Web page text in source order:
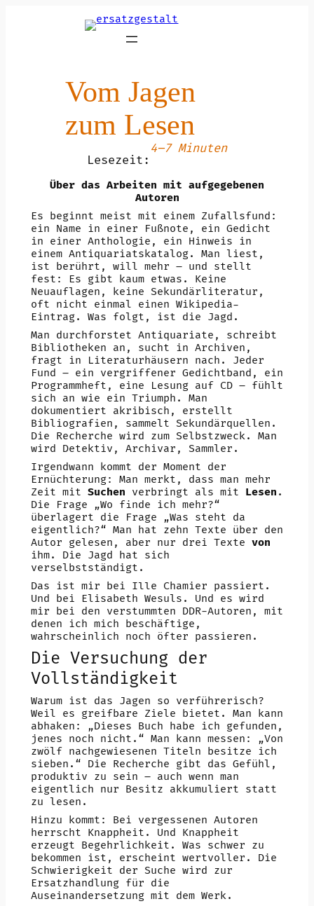
Vom Jagen
zum Lesen
Lesezeit:
4–7 Minuten
Über das Arbeiten mit aufgegebenen
Autoren
Es beginnt meist mit einem Zufallsfund:
ein Name in einer Fußnote, ein Gedicht
in einer Anthologie, ein Hinweis in
einem Antiquariatskatalog. Man liest,
ist berührt, will mehr – und stellt
fest: Es gibt kaum etwas. Keine
Neuauflagen, keine Sekundärliteratur,
oft nicht einmal einen Wikipedia-
Eintrag. Was folgt, ist die Jagd.
Man durchforstet Antiquariate, schreibt
Bibliotheken an, sucht in Archiven,
fragt in Literaturhäusern nach. Jeder
Fund – ein vergriffener Gedichtband, ein
Programmheft, eine Lesung auf CD – fühlt
sich an wie ein Triumph. Man
dokumentiert akribisch, erstellt
Bibliografien, sammelt Sekundärquellen.
Die Recherche wird zum Selbstzweck. Man
wird Detektiv, Archivar, Sammler.
Irgendwann kommt der Moment der
Ernüchterung: Man merkt, dass man mehr
Zeit mit Suchen verbringt als mit Lesen .
Die Frage „Wo finde ich mehr?“
überlagert die Frage „Was steht da
eigentlich?“ Man hat zehn Texte über den
Autor gelesen, aber nur drei Texte von
ihm. Die Jagd hat sich
verselbstständigt.
Das ist mir bei Ille Chamier passiert.
Und bei Elisabeth Wesuls. Und es wird
mir bei den verstummten DDR-Autoren, mit
denen ich mich beschäftige,
wahrscheinlich noch öfter passieren.
Die Versuchung der
Vollständigkeit
Warum ist das Jagen so verführerisch?
Weil es greifbare Ziele bietet. Man kann
abhaken: „Dieses Buch habe ich gefunden,
jenes noch nicht.“ Man kann messen: „Von
zwölf nachgewiesenen Titeln besitze ich
sieben.“ Die Recherche gibt das Gefühl,
produktiv zu sein – auch wenn man
eigentlich nur Besitz akkumuliert statt
zu lesen.
Hinzu kommt: Bei vergessenen Autoren
herrscht Knappheit. Und Knappheit
erzeugt Begehrlichkeit. Was schwer zu
bekommen ist, erscheint wertvoller. Die
Schwierigkeit der Suche wird zur
Ersatzhandlung für die
Auseinandersetzung mit dem Werk.